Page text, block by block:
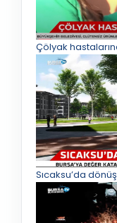
Çölyak
Sıcaksu’da